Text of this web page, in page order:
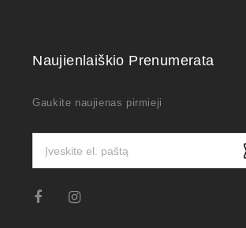
Naujienlaiškio Prenumerata
Gaukite naujienas pirmieji